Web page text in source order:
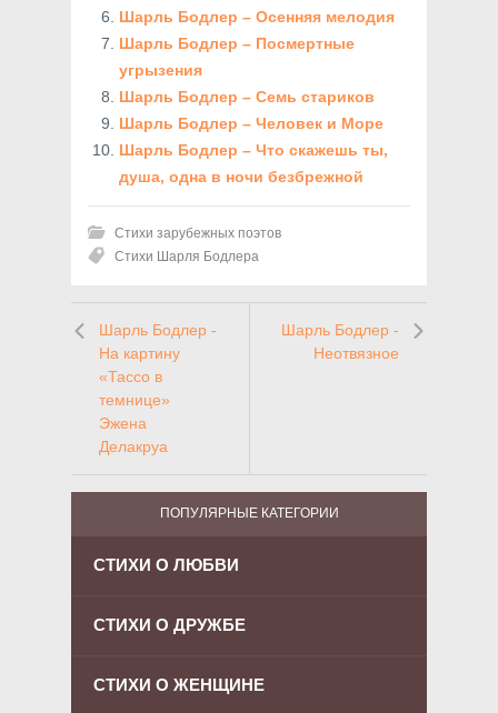
Шарль Бодлер – Осенняя мелодия
Шарль Бодлер – Посмертные
угрызения
Шарль Бодлер – Семь стариков
Шарль Бодлер – Человек и Море
Шарль Бодлер – Что скажешь ты,
душа, одна в ночи безбрежной
Стихи зарубежных поэтов
Стихи Шарля Бодлера
Шарль Бодлер -
На картину
«Тассо в
темнице»
Эжена
Делакруа
Шарль Бодлер -
Неотвязное
ПОПУЛЯРНЫЕ КАТЕГОРИИ
СТИХИ О ЛЮБВИ
СТИХИ О ДРУЖБЕ
СТИХИ О ЖЕНЩИНЕ